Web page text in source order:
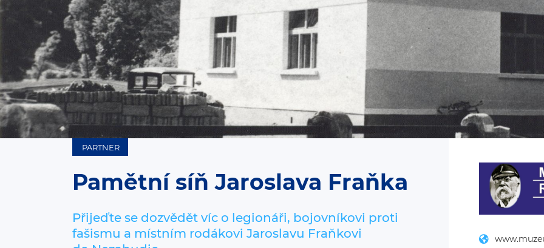
PARTNER
Pamětní síň Jaroslava Fraňka
Přijeďte se dozvědět víc o legionáři, bojovníkovi proti
fašismu a místním rodákovi Jaroslavu Fraňkovi